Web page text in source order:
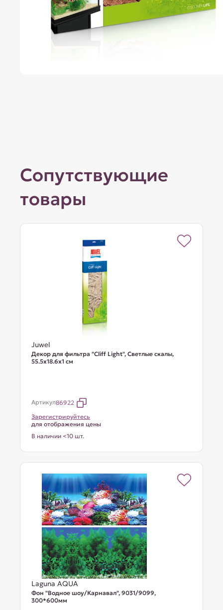
Сопутствующие
товары
Juwel
Декор для фильтра "Cliff Light", Светлые скалы,
55.5х18.6х1 см
Артикул86922
Зарегистрируйтесь
для отображения цены
В наличии <10 шт.
Laguna AQUA
Фон "Водное шоу/Карнавал", 9031/9099,
300*600мм